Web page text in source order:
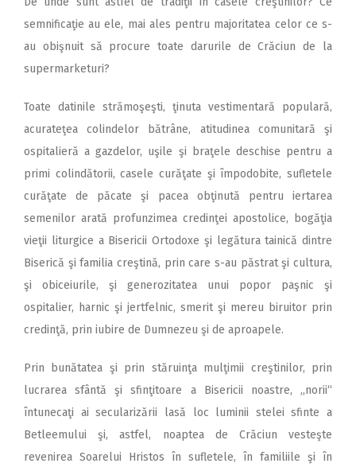
semnificaţie au ele, mai ales pentru majoritatea celor ce s-
au obişnuit să procure toate darurile de Crăciun de la
supermarketuri?
Toate datinile strămoşeşti, ţinuta vestimentară populară,
acurateţea colindelor bătrâne, atitudinea comunitară şi
ospitalieră a gazdelor, uşile şi braţele deschise pentru a
primi colindătorii, casele curăţate şi împodobite, sufletele
curăţate de păcate şi pacea obţinută pentru iertarea
semenilor arată profunzimea credinţei apostolice, bogăţia
vieţii liturgice a Bisericii Ortodoxe şi legătura tainică dintre
Biserică şi familia creştină, prin care s-au păstrat şi cultura,
şi obiceiurile, şi generozitatea unui popor paşnic şi
ospitalier, harnic şi jertfelnic, smerit şi mereu biruitor prin
credinţă, prin iubire de Dumnezeu şi de aproapele.
Prin bunătatea şi prin stăruinţa mulţimii creştinilor, prin
lucrarea sfântă şi sfinţitoare a Bisericii noastre, ,,norii“
întunecaţi ai secularizării lasă loc luminii stelei sfinte a
Betleemului şi, astfel, noaptea de Crăciun vesteşte
revenirea Soarelui Hristos în sufletele, în familiile şi în